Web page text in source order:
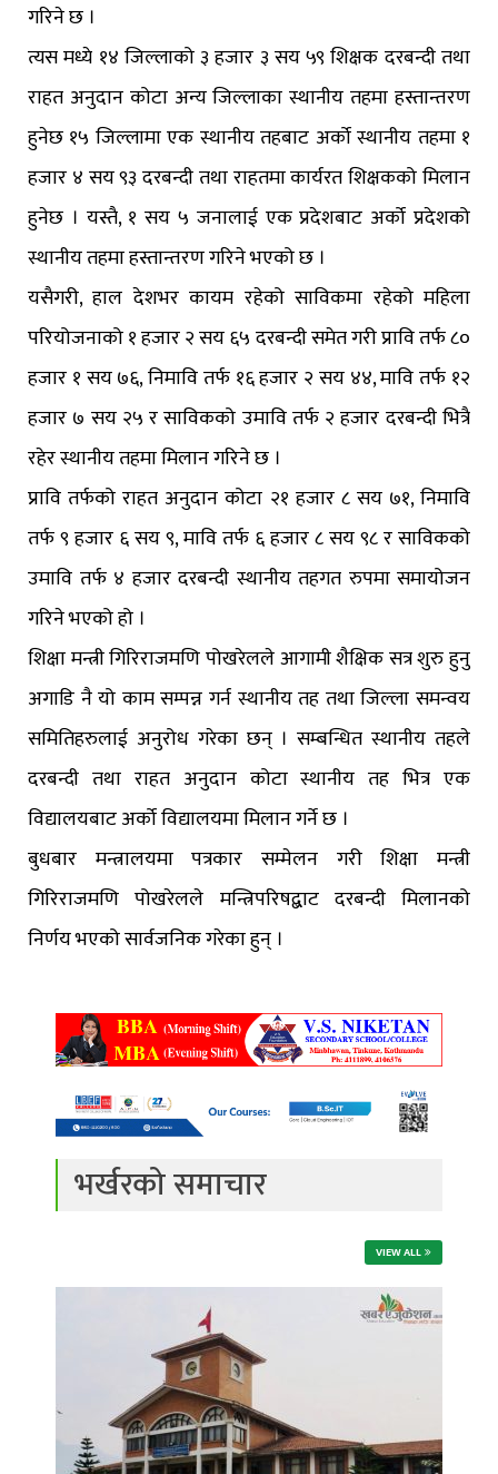
गरिने छ ।
त्यस मध्ये १४ जिल्लाको ३ हजार ३ सय ५९ शिक्षक दरबन्दी तथा
राहत अनुदान कोटा अन्य जिल्लाका स्थानीय तहमा हस्तान्तरण
हुनेछ १५ जिल्लामा एक स्थानीय तहबाट अर्को स्थानीय तहमा १
हजार ४ सय ९३ दरबन्दी तथा राहतमा कार्यरत शिक्षकको मिलान
हुनेछ । यस्तै, १ सय ५ जनालाई एक प्रदेशबाट अर्को प्रदेशको
स्थानीय तहमा हस्तान्तरण गरिने भएको छ ।
यसैगरी, हाल देशभर कायम रहेको साविकमा रहेको महिला
परियोजनाको १ हजार २ सय ६५ दरबन्दी समेत गरी प्रावि तर्फ ८०
हजार १ सय ७६, निमावि तर्फ १६ हजार २ सय ४४, मावि तर्फ १२
हजार ७ सय २५ र साविकको उमावि तर्फ २ हजार दरबन्दी भित्रै
रहेर स्थानीय तहमा मिलान गरिने छ ।
प्रावि तर्फको राहत अनुदान कोटा २१ हजार ८ सय ७१, निमावि
तर्फ ९ हजार ६ सय ९, मावि तर्फ ६ हजार ८ सय ९८ र साविकको
उमावि तर्फ ४ हजार दरबन्दी स्थानीय तहगत रुपमा समायोजन
गरिने भएको हो ।
शिक्षा मन्त्री गिरिराजमणि पोखरेलले आगामी शैक्षिक सत्र शुरु हुनु
अगाडि नै यो काम सम्पन्न गर्न स्थानीय तह तथा जिल्ला समन्वय
समितिहरुलाई अनुरोध गरेका छन् । सम्बन्धित स्थानीय तहले
दरबन्दी तथा राहत अनुदान कोटा स्थानीय तह भित्र एक
विद्यालयबाट अर्को विद्यालयमा मिलान गर्ने छ ।
बुधबार मन्त्रालयमा पत्रकार सम्मेलन गरी शिक्षा मन्त्री
गिरिराजमणि पोखरेलले मन्त्रिपरिषद्बाट दरबन्दी मिलानको
निर्णय भएको सार्वजनिक गरेका हुन् ।
भर्खरको समाचार
VIEW ALL